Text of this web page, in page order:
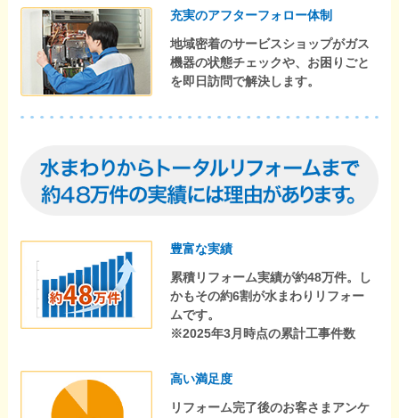
充実のアフターフォロー体制
地域密着のサービスショップがガス
機器の状態チェックや、お困りごと
を即日訪問で解決します。
豊富な実績
累積リフォーム実績が約48万件。し
かもその約6割が水まわりリフォー
ムです。
※2025年3月時点の累計工事件数
高い満足度
リフォーム完了後のお客さまアンケ